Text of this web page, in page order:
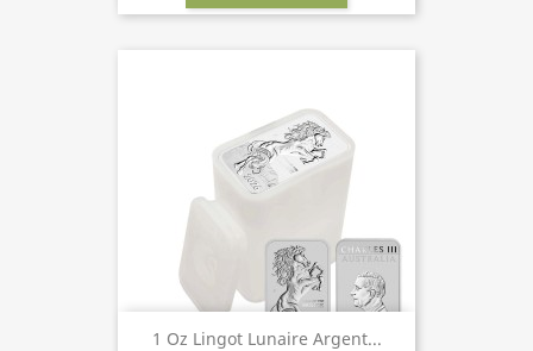
1 Oz Lingot Lunaire Argent...